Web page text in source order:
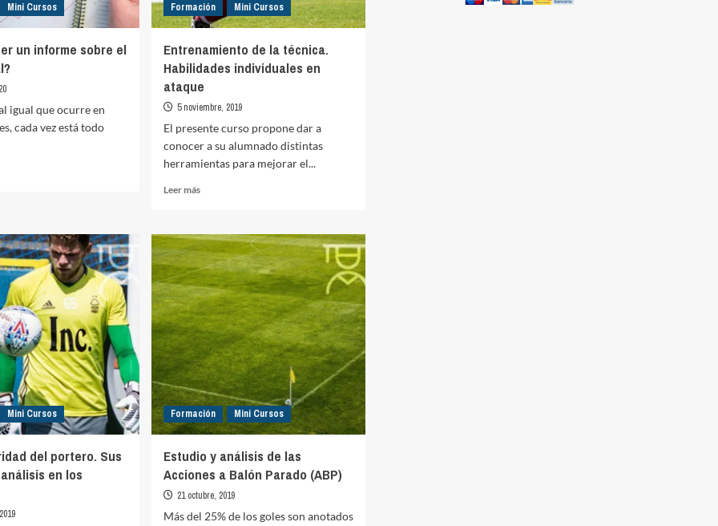
Mini Cursos
un informe sobre el
igual que ocurre en
cada vez está todo
Formación Mini Cursos
Entrenamiento de la técnica.
Habilidades individuales en
ataque
5 noviembre, 2019
El presente curso propone dar a
conocer a su alumnado distintas
herramientas para mejorar el...
Leer másLeer
Entrenamiento
de
la
técnica.
Habilidades
individuales
en
ataque
Mini Cursos
del portero. Sus
en los
Formación Mini Cursos
Estudio y análisis de las
Acciones a Balón Parado (ABP)
21 octubre, 2019
Más del 25% de los goles son anotados